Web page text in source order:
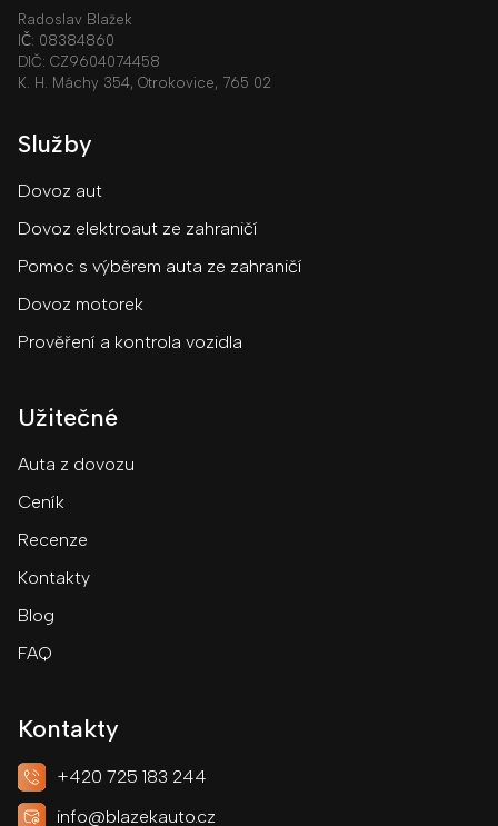
Radoslav Blažek
IČ: 08384860
DIČ: CZ9604074458
K. H. Máchy 354, Otrokovice, 765 02
Služby
Dovoz aut
Dovoz elektroaut ze zahraničí
Pomoc s výběrem auta ze zahraničí
Dovoz motorek
Prověření a kontrola vozidla
Užitečné
Auta z dovozu
Ceník
Recenze
Kontakty
Blog
FAQ
Kontakty
+420 725 183 244
info@blazekauto.cz